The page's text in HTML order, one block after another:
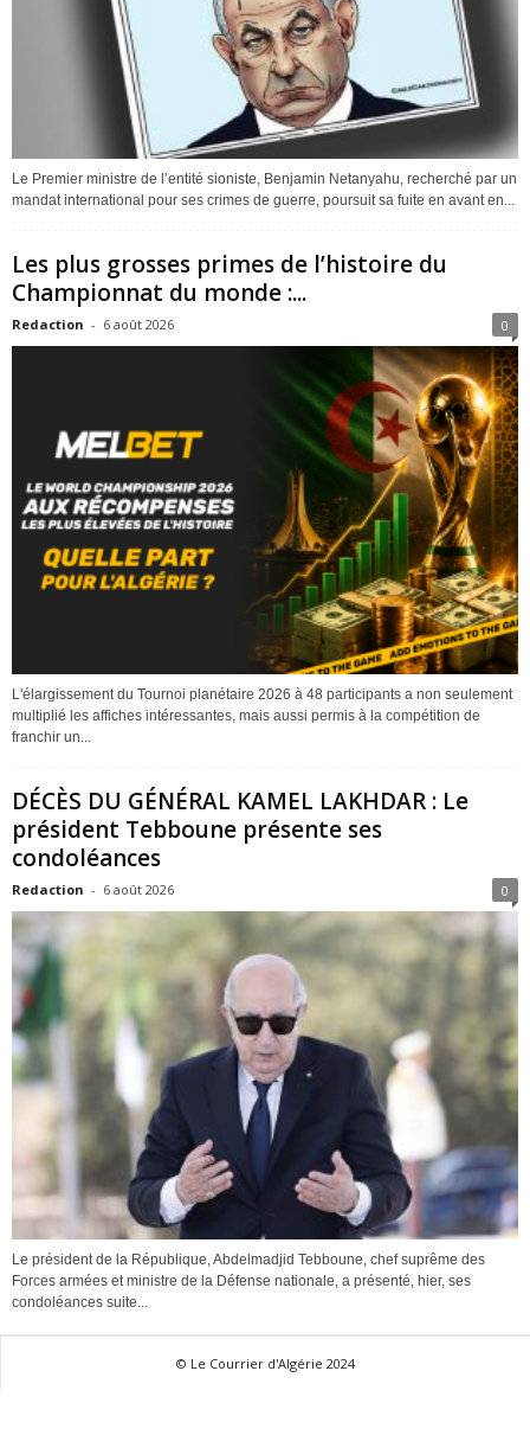
Le Premier ministre de l’entité sioniste, Benjamin Netanyahu, recherché par un
mandat international pour ses crimes de guerre, poursuit sa fuite en avant en...
Les plus grosses primes de l’histoire du
Championnat du monde :...
Redaction - 6 août 2026 0
L'élargissement du Tournoi planétaire 2026 à 48 participants a non seulement
multiplié les affiches intéressantes, mais aussi permis à la compétition de
franchir un...
DÉCÈS DU GÉNÉRAL KAMEL LAKHDAR : Le
président Tebboune présente ses
condoléances
Redaction - 6 août 2026 0
Le président de la République, Abdelmadjid Tebboune, chef suprême des
Forces armées et ministre de la Défense nationale, a présenté, hier, ses
condoléances suite...
© Le Courrier d'Algérie 2024